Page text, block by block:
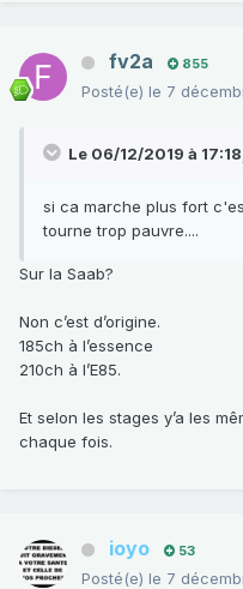
fv2a 855
Posté(e) le 7
Le 06/12/2019 à 17:18,
si ca marche plus fort
tourne trop pauvre....
Sur la Saab?
Non c’est d’origine.
185ch à l’essence
210ch à l’E85.
Et selon les stages y’a les
chaque fois.
ioyo 53
Posté(e) le 7